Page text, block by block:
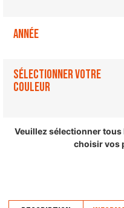
Année
Sélectionner votre
couleur
Veuillez sélectionner
choisir vos